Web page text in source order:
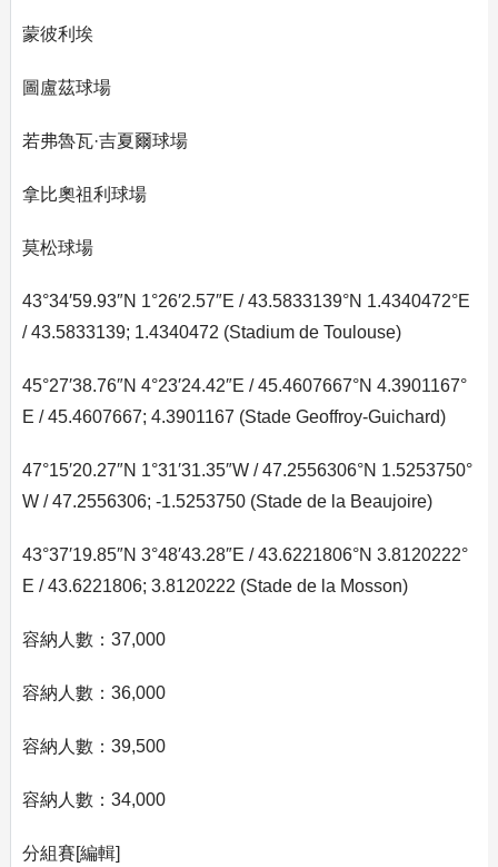
蒙彼利埃
圖盧茲球場
若弗魯瓦·吉夏爾球場
拿比奧祖利球場
莫松球場
43°34′59.93″N 1°26′2.57″E / 43.5833139°N 1.4340472°E
/ 43.5833139; 1.4340472 (Stadium de Toulouse)
45°27′38.76″N 4°23′24.42″E / 45.4607667°N 4.3901167°
E / 45.4607667; 4.3901167 (Stade Geoffroy-Guichard)
47°15′20.27″N 1°31′31.35″W / 47.2556306°N 1.5253750°
W / 47.2556306; -1.5253750 (Stade de la Beaujoire)
43°37′19.85″N 3°48′43.28″E / 43.6221806°N 3.8120222°
E / 43.6221806; 3.8120222 (Stade de la Mosson)
容納人數：37,000
容納人數：36,000
容納人數：39,500
容納人數：34,000
分組賽[編輯]